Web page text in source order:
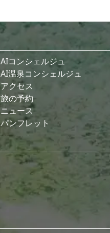
AIコンシェルジュ
AI温泉コンシェルジュ
アクセス
旅の予約
ニュース
パンフレット